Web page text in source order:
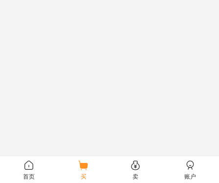
首页 买 卖 账户